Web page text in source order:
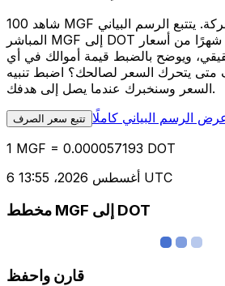
شاهد 100 MGF الخاص بك أثناء الحركة. يتتبع الرسم البياني
المباشر MGF إلى DOT الخاص بنا على مدار 12 شهرًا من أسعار
ويوضح بالضبط قيمة أموالك في أي
يتحرك السعر لصالحك؟ اضبط تنبيه
السعر وسنخبرك عندما يصل إلى هدفك.
تتبع سعر الصرف الرسم البياني كاملًا
1 MGF = 0.000057193 DOT
6 أغسطس 2026، 13:55 UTC
مخطط MGF إلى DOT
قارن واحفظ